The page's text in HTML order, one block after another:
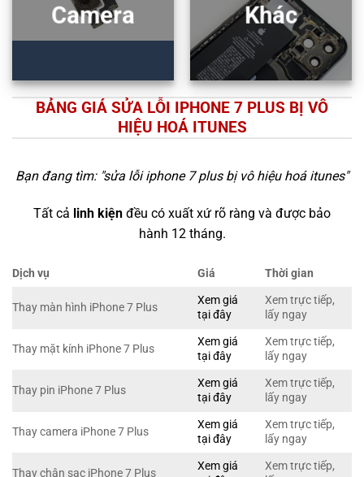
Camera Khác
BẢNG GIÁ SỬA LỖI IPHONE 7 PLUS BỊ VÔ
HIỆU HOÁ ITUNES
Bạn đang tìm: "sửa lỗi iphone 7 plus bị vô hiệu hoá itunes"
Tất cả linh kiện đều có xuất xứ rõ ràng và được bảo
hành 12 tháng.
Dịch vụ Giá Thời gian
Thay màn hình iPhone 7 Plus
Xem giá
tại đây
Xem trực tiếp,
lấy ngay
Thay mặt kính iPhone 7 Plus
Xem giá
tại đây
Xem trực tiếp,
lấy ngay
Thay pin iPhone 7 Plus
Xem giá
tại đây
Xem trực tiếp,
lấy ngay
Thay camera iPhone 7 Plus
Xem giá
tại đây
Xem trực tiếp,
lấy ngay
Thay chân sạc iPhone 7 Plus
Xem giá
Xem trực tiếp,